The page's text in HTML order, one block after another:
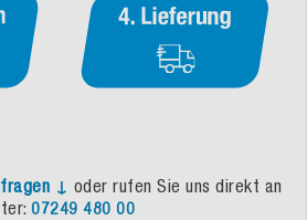
↓ oder rufen Sie uns direkt an
07249 480 00